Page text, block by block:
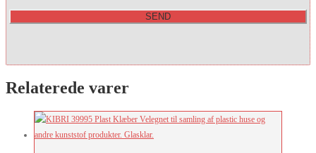
Relaterede varer